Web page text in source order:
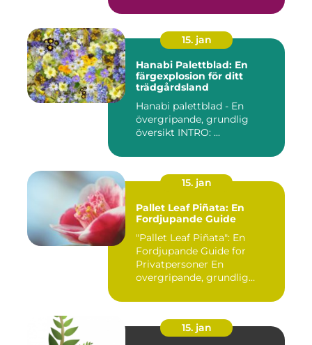
15. jan
Hanabi Palettblad: En
färgexplosion för ditt
trädgårdsland
Hanabi palettblad - En
övergripande, grundlig
översikt INTRO: ...
15. jan
Pallet Leaf Piñata: En
Fordjupande Guide
"Pallet Leaf Piñata": En
Fordjupande Guide for
Privatpersoner En
overgripande, grundlig
15. jan